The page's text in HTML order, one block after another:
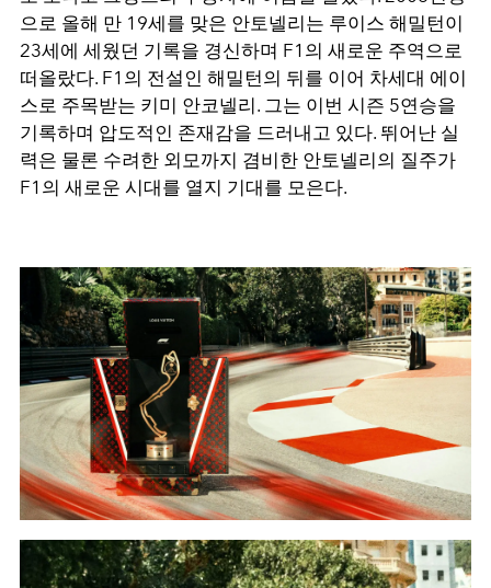
으로 올해 만 19세를 맞은 안토넬리는 루이스 해밀턴이
23세에 세웠던 기록을 경신하며 F1의 새로운 주역으로
떠올랐다. F1의 전설인 해밀턴의 뒤를 이어 차세대 에이
스로 주목받는 키미 안코넬리. 그는 이번 시즌 5연승을
기록하며 압도적인 존재감을 드러내고 있다. 뛰어난 실
력은 물론 수려한 외모까지 겸비한 안토넬리의 질주가
F1의 새로운 시대를 열지 기대를 모은다.